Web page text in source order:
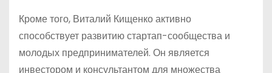
Кроме того, Виталий Кищенко активно
способствует развитию стартап-сообщества и
молодых предпринимателей. Он является
инвестором и консультантом для множества